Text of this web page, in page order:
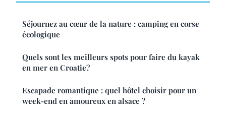
Séjournez au cœur de la nature : camping en corse
écologique
Quels sont les meilleurs spots pour faire du kayak
en mer en Croatie?
Escapade romantique : quel hôtel choisir pour un
week-end en amoureux en alsace ?